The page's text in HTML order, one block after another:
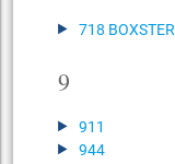
718 BOXSTER
9
911
944